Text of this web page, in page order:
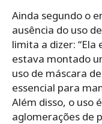
Ainda segundo o
ausência do uso
limita a dizer:
estava montado
uso de máscara
essencial para
Além disso, o uso
aglomerações de